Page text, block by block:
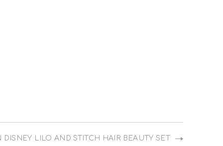
LILO AND STITCH HAIR BEAUTY SET